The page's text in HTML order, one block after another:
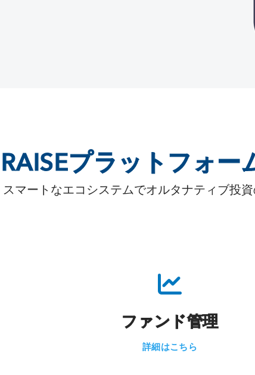
RAISEプラットフォー
スマートなエコシステムでオルタナティブ投
詳細はこちら
ファンド管理